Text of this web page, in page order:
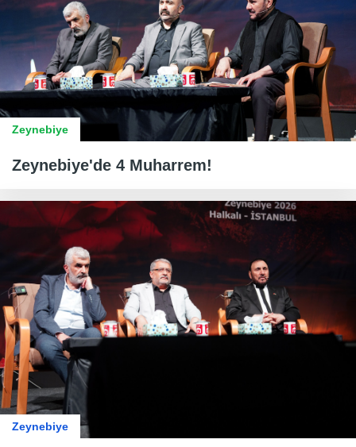
Zeynebiye
Zeynebiye'de 4 Muharrem!
Zeynebiye